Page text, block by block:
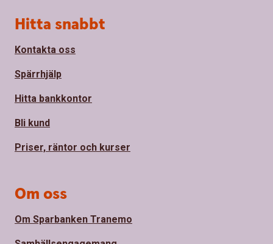
Sidfot
Hitta snabbt
Kontakta oss
Spärrhjälp
Hitta bankkontor
Bli kund
Priser, räntor och kurser
Om oss
Om Sparbanken Tranemo